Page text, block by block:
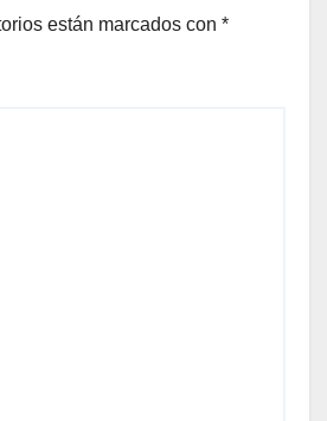
están marcados con *